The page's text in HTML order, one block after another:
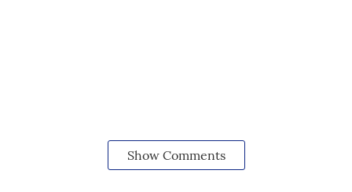
Show Comments